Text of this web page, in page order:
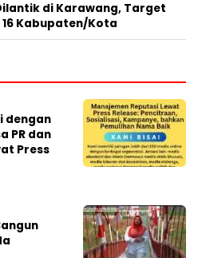
di Karawang, Target
Kabupaten/Kota
dengan
PR dan
Press